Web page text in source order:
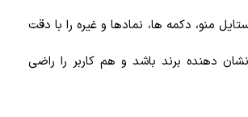
منو، دکمه ها، نمادها و غیره را با دقت
دهنده برند باشد و هم کاربر را راضی